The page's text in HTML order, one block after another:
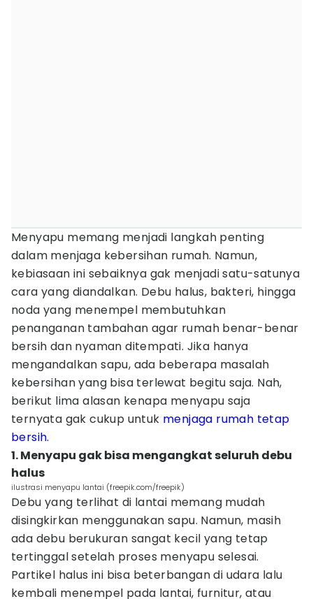
Menyapu memang menjadi langkah penting
dalam menjaga kebersihan rumah. Namun,
kebiasaan ini sebaiknya gak menjadi satu-satunya
cara yang diandalkan. Debu halus, bakteri, hingga
noda yang menempel membutuhkan
penanganan tambahan agar rumah benar-benar
bersih dan nyaman ditempati. Jika hanya
mengandalkan sapu, ada beberapa masalah
kebersihan yang bisa terlewat begitu saja. Nah,
berikut lima alasan kenapa menyapu saja
ternyata gak cukup untuk menjaga rumah tetap
bersih.
1. Menyapu gak bisa mengangkat seluruh debu
halus
ilustrasi menyapu lantai (freepik.com/freepik)
Debu yang terlihat di lantai memang mudah
disingkirkan menggunakan sapu. Namun, masih
ada debu berukuran sangat kecil yang tetap
tertinggal setelah proses menyapu selesai.
Partikel halus ini bisa beterbangan di udara lalu
kembali menempel pada lantai, furnitur, atau